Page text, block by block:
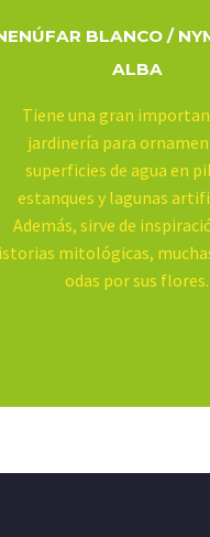
BLANCO /
ALBA
Tiene una gran
jardinería para
superficies de agua en
estanques y lagunas
Además, sirve de
mitológicas,
odas por sus flores.